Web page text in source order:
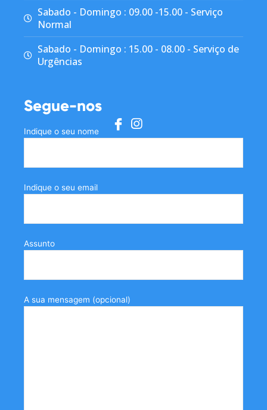
Sabado - Domingo : 09.00 -15.00 - Serviço
Normal
Sabado - Domingo : 15.00 - 08.00 - Serviço de
Urgências
Segue-nos
Indique o seu nome
Indique o seu email
Assunto
A sua mensagem (opcional)